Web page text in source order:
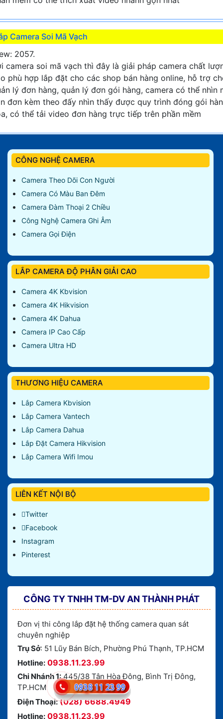
Camera Soi Mã Vạch
2057.
camera soi mã vạch thì đây là giải pháp camera chất
phù hợp lắp đặt cho các shop bán hàng online, hỗ trợ
lý đơn hàng, quản lý đơn gói hàng, camera có thể nhìn
đơn kèm theo đấy nhìn thấy được quy trình đóng gói
có thể tải video đơn hàng trực tiếp trên phần mềm
CÔNG NGHỆ CAMERA
Camera Theo Dõi Con Người
Camera Có Màu Ban Đêm
Camera Đàm Thoại 2 Chiều
Công Nghệ Camera Ghi Âm
Camera Gọi Điện
LẮP CAMERA ĐỘ PHÂN GIẢI CAO
Camera 4K Kbvision
Camera 4K Hikvision
Camera 4K Dahua
Camera IP Cao Cấp
Camera Ultra HD
THƯƠNG HIỆU CAMERA
Lắp Camera Kbvision
Lắp Camera Vantech
Lắp Camera Dahua
Lắp Đặt Camera Hikvision
Lắp Camera Wifi Imou
LIÊN KẾT NỘI BỘ
Twitter
Facebook
Instagram
Pinterest
CÔNG TY TNHH TM-DV AN THÀNH PHÁT
Đơn vị thi công lắp đặt hệ thống camera quan sát
chuyên nghiệp
Trụ Sở: 51 Lũy Bán Bích, Phường Phú Thạnh, TP.HCM
Hotline: 0938.11.23.99
Chi Nhánh 1:445/38 Tân Hòa Đông, Bình Trị Đông,
TP.HCM
Điện Thoại: (028) 6688.4949
Hotline: 0938.11.23.99